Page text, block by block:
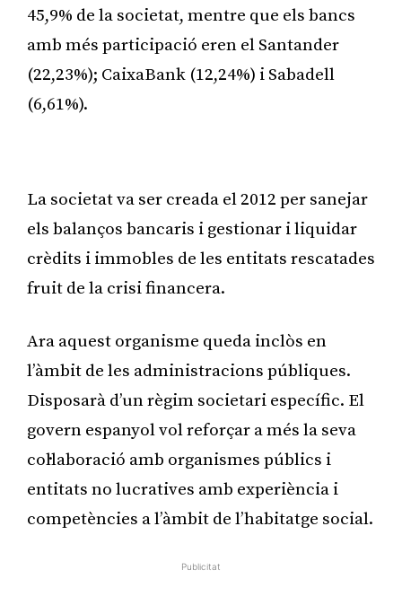
45,9% de la societat, mentre que els bancs
amb més participació eren el Santander
(22,23%); CaixaBank (12,24%) i Sabadell
(6,61%).
La societat va ser creada el 2012 per sanejar
els balanços bancaris i gestionar i liquidar
crèdits i immobles de les entitats rescatades
fruit de la crisi financera.
Ara aquest organisme queda inclòs en
l’àmbit de les administracions públiques.
Disposarà d’un règim societari específic. El
govern espanyol vol reforçar a més la seva
col·laboració amb organismes públics i
entitats no lucratives amb experiència i
competències a l’àmbit de l’habitatge social.
Publicitat